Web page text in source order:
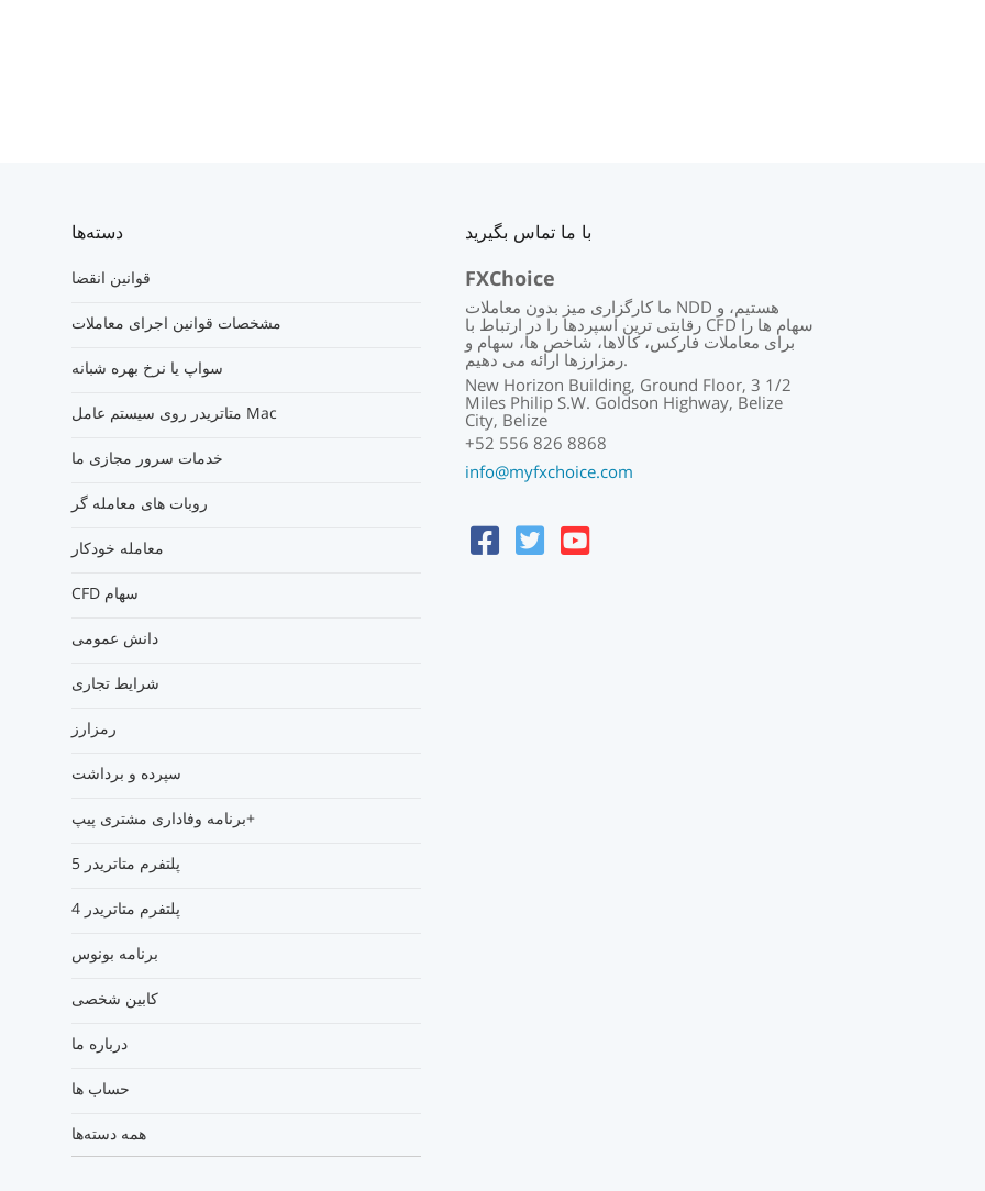
دسته‌ها
قوانین انقضا
مشخصات قوانین اجرای معاملات
سواپ یا نرخ بهره شبانه
متاتریدر روی سیستم عامل Mac
خدمات سرور مجازی ما
روبات های معامله گر
معامله خودکار
CFD سهام
دانش عمومی
شرایط تجاری
رمزارز
سپرده و برداشت
برنامه وفاداری مشتری پیپ+
پلتفرم متاتریدر 5
پلتفرم متاتریدر 4
برنامه بونوس
کابین شخصی
درباره ما
حساب ها
همه دسته‌ها
با ما تماس بگیرید
FXChoice
ما کارگزاری میز بدون معاملات NDD هستیم، و
رقابتی ترین اسپردها را در ارتباط با CFD سهام ها را
برای معاملات فارکس، کالاها، شاخص ها، سهام و
رمزارزها ارائه می دهیم.
New Horizon Building, Ground Floor, 3 1/2
Miles Philip S.W. Goldson Highway, Belize
City, Belize
+52 556 826 8868
info@myfxchoice.com